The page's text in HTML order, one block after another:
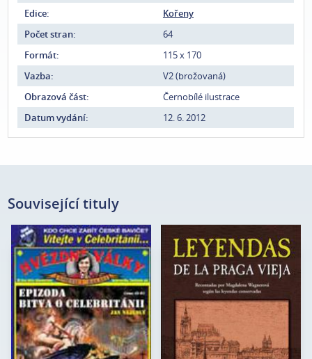
Edice:
Kořeny
Počet stran:
64
Formát:
115 x 170
Vazba:
V2 (brožovaná)
Obrazová část:
Černobílé ilustrace
Datum vydání:
12. 6. 2012
Související tituly
Autor:
Jan Nejedlý
Edice:
mimo edice
Počet stran:
72
Formát:
120 x 165
Vazba:
V2 (brož.)
Obrazová část:
N/A
Datum vydání:
13. 6. 2005
Autor:
Magdalena
Kořeny
Počet stran:
140
Formát:
Vazba:
Obrazová
část:
Černobílé ilustrace